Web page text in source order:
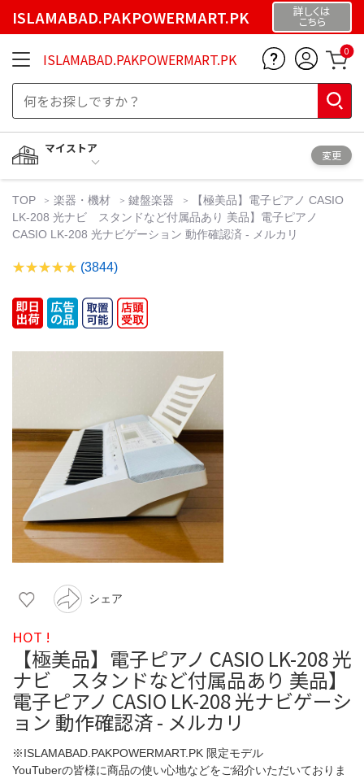
ISLAMABAD.PAKPOWERMART.PK 詳しくは
こちら
ISLAMABAD.PAKPOWERMART.PK 0
マイストア
変更
TOP 楽器・機材 鍵盤楽器
【極美品】電子ピアノ CASIO
LK-208 光ナビ スタンドなど付属品あり 美品】電子ピアノ
CASIO LK-208 光ナビゲーション 動作確認済 - メルカリ
(3844)
シェア
HOT !
【極美品】電子ピアノ CASIO LK-208 光
ナビ スタンドなど付属品あり 美品】
電子ピアノ CASIO LK-208 光ナビゲーシ
ョン 動作確認済 - メルカリ
※ISLAMABAD.PAKPOWERMART.PK 限定モデル
YouTuberの皆様に商品の使い心地などをご紹介いただいておりま